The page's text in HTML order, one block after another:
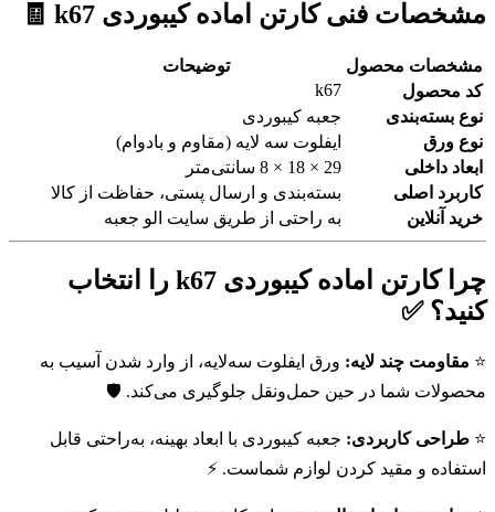
مشخصات فنی کارتن اماده کیبوردی k67 🧾
مشخصات محصول
توضیحات
کد محصول
k67
نوع بسته‌بندی
جعبه کیبوردی
نوع ورق
ایفلوت سه لایه (مقاوم و بادوام)
ابعاد داخلی
29 × 18 × 8 سانتی‌متر
کاربرد اصلی
بسته‌بندی و ارسال پستی، حفاظت از کالا
خرید آنلاین
به راحتی از طریق سایت الو جعبه
چرا کارتن اماده کیبوردی k67 را انتخاب
کنید؟ ✅
⭐ مقاومت چند لایه: ورق ایفلوت سه‌لایه، از وارد شدن آسیب به
محصولات شما در حین حمل‌ونقل جلوگیری می‌کند. 🛡️
⭐ طراحی کاربردی: جعبه کیبوردی با ابعاد بهینه، به‌راحتی قابل
استفاده و مقید کردن لوازم شماست. ⚡